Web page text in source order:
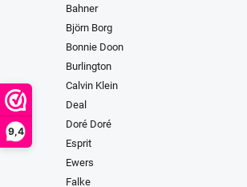
9,4
Bahner
Björn Borg
Bonnie Doon
Burlington
Calvin Klein
Deal
Doré Doré
Esprit
Ewers
Falke